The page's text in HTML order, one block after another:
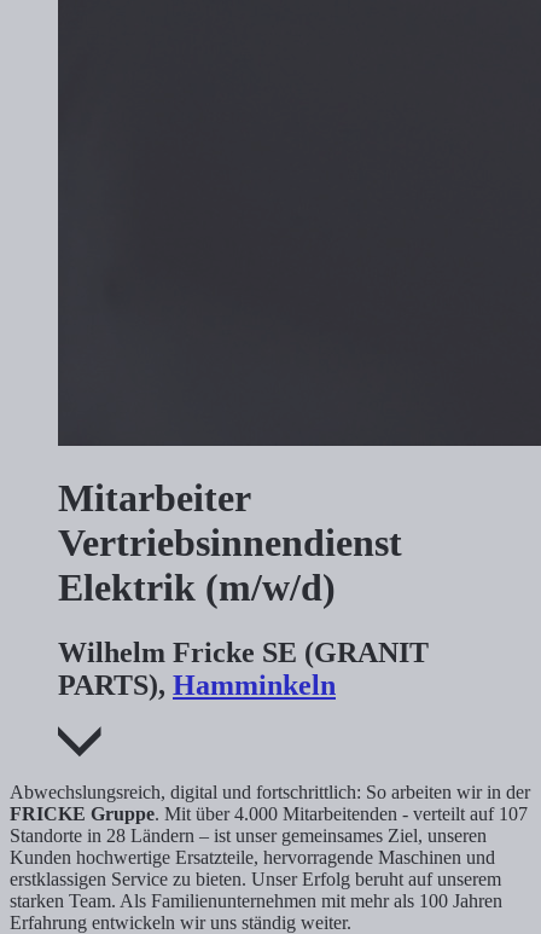
Mitarbeiter
Vertriebsinnendienst
Elektrik (m/w/d)
Wilhelm Fricke SE (GRANIT
PARTS), Hamminkeln
Abwechslungsreich, digital und fortschrittlich: So arbeiten wir in der
FRICKE Gruppe. Mit über 4.000 Mitarbeitenden - verteilt auf 107
Standorte in 28 Ländern – ist unser gemeinsames Ziel, unseren
Kunden hochwertige Ersatzteile, hervorragende Maschinen und
erstklassigen Service zu bieten. Unser Erfolg beruht auf unserem
starken Team. Als Familienunternehmen mit mehr als 100 Jahren
Erfahrung entwickeln wir uns ständig weiter.